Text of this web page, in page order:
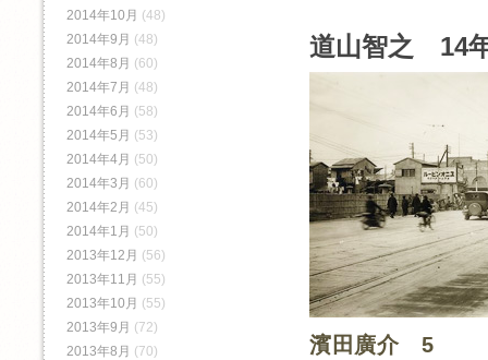
道山智之 14
濱田廣介 5
2014年10月 (48)
2014年9月 (48)
2014年8月 (60)
2014年7月 (48)
2014年6月 (58)
2014年5月 (53)
2014年4月 (50)
2014年3月 (60)
2014年2月 (45)
2014年1月 (50)
2013年12月 (56)
2013年11月 (55)
2013年10月 (55)
2013年9月 (72)
2013年8月 (70)